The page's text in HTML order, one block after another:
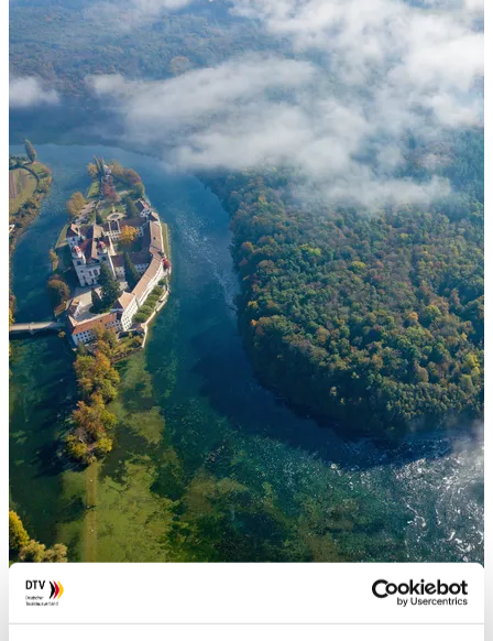
copyright
iStock.com/SiyueSteuber